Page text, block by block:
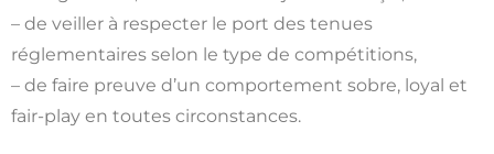
– de veiller à respecter le port des tenues
réglementaires selon le type de compétitions,
– de faire preuve d’un comportement sobre, loyal et
fair-play en toutes circonstances.